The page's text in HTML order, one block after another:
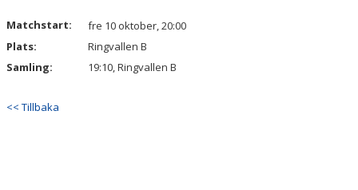
Matchstart:
fre 10 oktober, 20:00
Plats:
Ringvallen B
Samling:
19:10, Ringvallen B
<< Tillbaka